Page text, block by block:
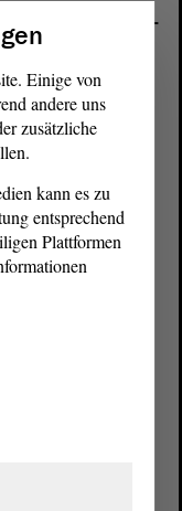
von Sachsen-
Einige von
andere uns
zusätzliche
kann es zu
entsprechend
Plattformen